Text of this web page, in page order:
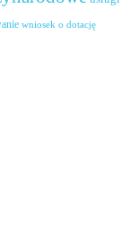
wniosek o dotację